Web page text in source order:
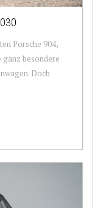
Porsche 904,
ganz besondere
Doch